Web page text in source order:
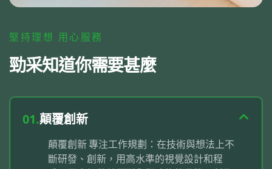
堅持理想 用心服務
勁采知道你需要甚麼
01.顛覆創新
顛覆創新 專注工作規劃：在技術與想法上不
斷研發、創新，用高水準的視覺設計和程